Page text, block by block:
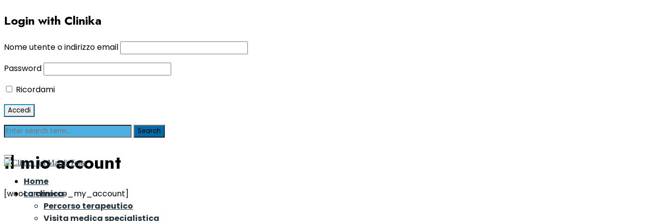
Login with Clinika
Nome utente o indirizzo email
Password
Ricordami
Home
La clinica
Percorso terapeutico
Visita medica specialistica
Il mio account
[woocommerce_my_account]